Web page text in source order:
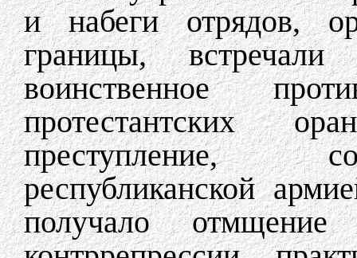
и набеги отрядов,
границы,
воинственное
протестантских
преступление,
республиканской
получало